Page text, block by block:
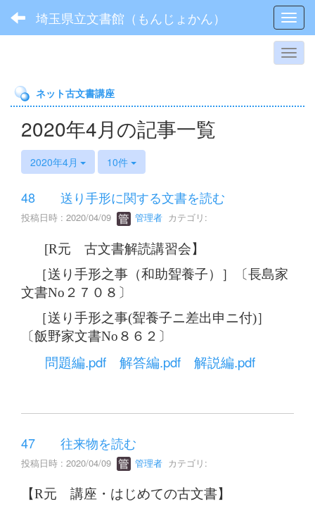
埼玉県立文書館（もんじょかん）
ネット古文書講座
2020年4月の記事一覧
2020年4月 10件
48 送り手形に関する文書を読む
投稿日時 : 2020/04/09 管理者 カテゴリ:
[R元 古文書解読講習会】
［送り手形之事（和助聟養子）］〔長島家
文書No２７０８〕
［送り手形之事(聟養子ニ差出申ニ付)］
〔飯野家文書No８６２〕
問題編.pdf 解答編.pdf 解説編.pdf
47 往来物を読む
投稿日時 : 2020/04/09 管理者 カテゴリ:
【R元 講座・はじめての古文書】